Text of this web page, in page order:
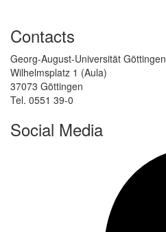
Contacts
Georg-August-Universität Göttingen
Wilhelmsplatz 1 (Aula)
37073 Göttingen
Tel. 0551 39-0
Social Media